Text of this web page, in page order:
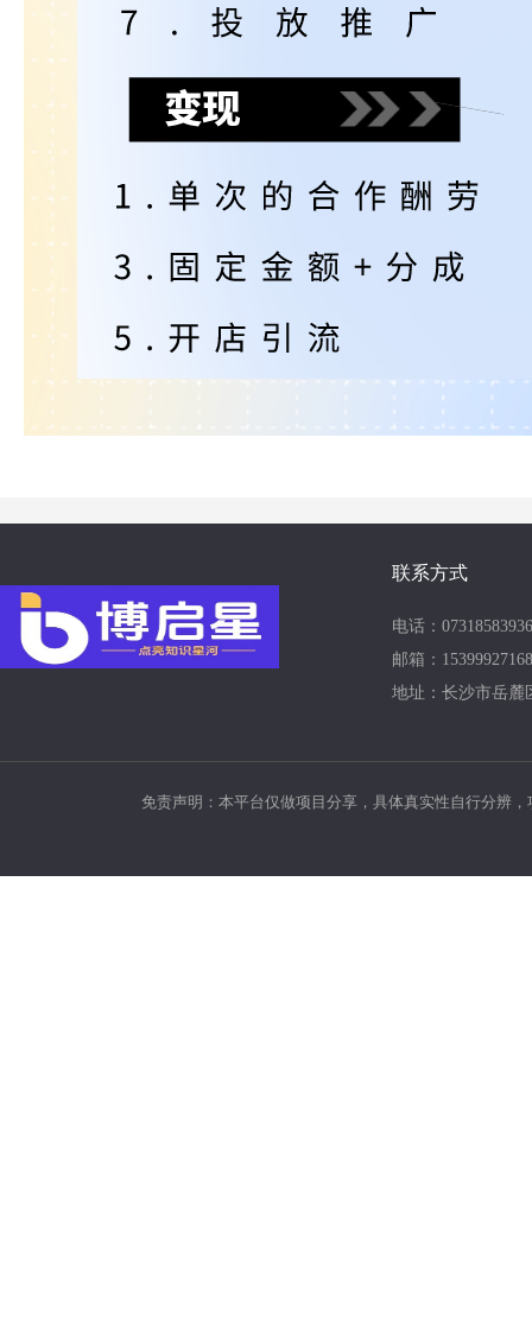
联系方式
电话：
邮箱：
地址：长沙市岳麓
免责声明：本平台仅做项目分享，具体真实性自行分辨